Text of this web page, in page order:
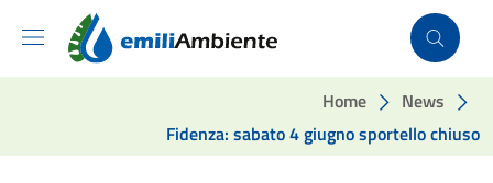
Vai ai contenuti
Vai al footer
Home
News
Fidenza: sabato 4 giugno sportello chiuso